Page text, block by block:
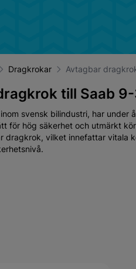
Dragkrokar Avtagbar
till Saab
svensk bilindustri, har under
för hög säkerhet och utmärkt
dragkrok, vilket innefattar vitala